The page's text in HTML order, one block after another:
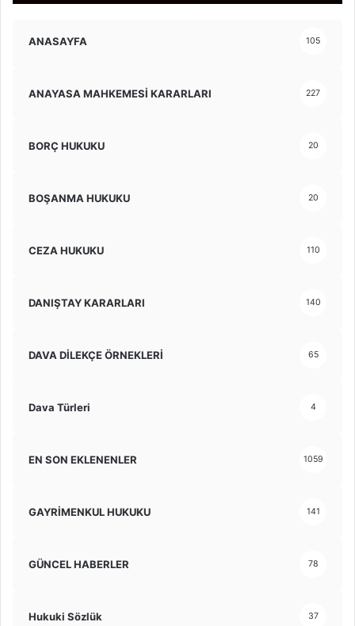
ANASAYFA 105
ANAYASA MAHKEMESİ KARARLARI 227
BORÇ HUKUKU 20
BOŞANMA HUKUKU 20
CEZA HUKUKU 110
DANIŞTAY KARARLARI 140
DAVA DİLEKÇE ÖRNEKLERİ 65
Dava Türleri 4
EN SON EKLENENLER 1059
GAYRİMENKUL HUKUKU 141
GÜNCEL HABERLER 78
Hukuki Sözlük 37